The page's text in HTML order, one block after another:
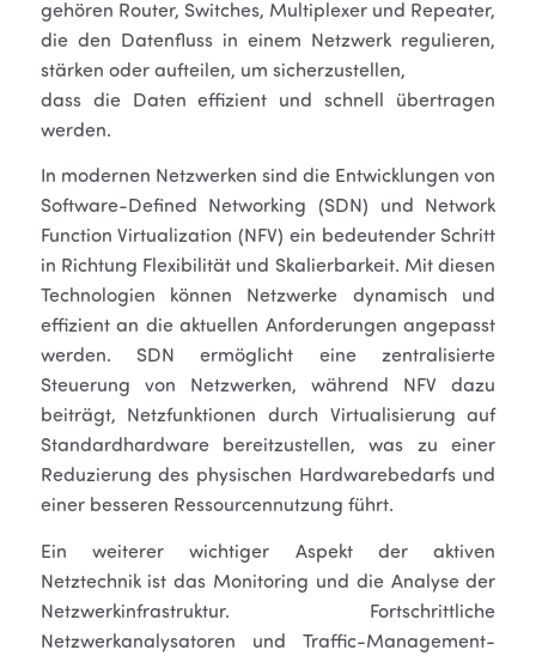
gehören Router, Switches, Multiplexer und Repeater,
die den Datenfluss in einem Netzwerk regulieren,
stärken oder aufteilen, um sicherzustellen,
dass die Daten effizient und schnell übertragen
werden.
In modernen Netzwerken sind die Entwicklungen von
Software-Defined Networking (SDN) und Network
Function Virtualization (NFV) ein bedeutender Schritt
in Richtung Flexibilität und Skalierbarkeit. Mit diesen
Technologien können Netzwerke dynamisch und
effizient an die aktuellen Anforderungen angepasst
werden. SDN ermöglicht eine zentralisierte
Steuerung von Netzwerken, während NFV dazu
beiträgt, Netzfunktionen durch Virtualisierung auf
Standardhardware bereitzustellen, was zu einer
Reduzierung des physischen Hardwarebedarfs und
einer besseren Ressourcennutzung führt.
Ein weiterer wichtiger Aspekt der aktiven
Netztechnik ist das Monitoring und die Analyse der
Netzwerkinfrastruktur. Fortschrittliche
Netzwerkanalysatoren und Traffic-Management-